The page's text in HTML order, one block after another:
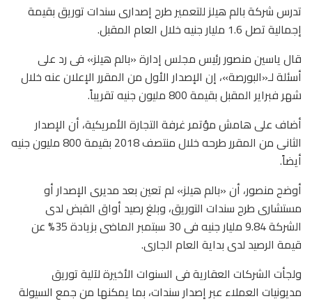
تدرس شركة بالم هيلز للتعمير طرح إصدارى سندات توريق بقيمة
إجمالية تصل 1.6 مليار جنيه خلال العام المقبل.
قال ياسين منصور رئيس مجلس إدارة «بالم هيلز» فى رد على
أسئلة لـ«البورصة»، إن الإصدار الأول من المقرر الإعلان عنه خلال
شهر فبراير المقبل بقيمة 800 مليون جنيه تقريباً.
أضاف على هامش مؤتمر غرفة التجارة الأمريكية، أن الإصدار
الثانى من المقرر طرحه خلال منتصف 2018 بقيمة 800 مليون جنيه
أيضاً.
أوضح منصور، أن «بالم هيلز» لم تعين بعد مديرى الإصدار أو
مستشارى طرح سندات التوريق، وبلغ رصيد أواق القبض لدى
الشركة 9.84 مليار جنيه فى 30 سبتمبر الماضى بزيادة 35% عن
قيمة الرصيد لدى بداية العام الجارى.
ولجأت الشركات العقارية فى السنوات الأخيرة لآلية توريق
مديونيات العملاء عبر إصدار سندات، بما يمكنها من جمع السيولة